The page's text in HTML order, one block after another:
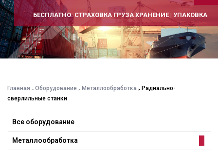
БЕСПЛАТНО: СТРАХОВКА ГРУЗА ХРАНЕНИЕ | УПАКОВКА
Главная Оборудование Металлообработка
Радиально-
сверлильные станки
Все оборудование
Металлообработка